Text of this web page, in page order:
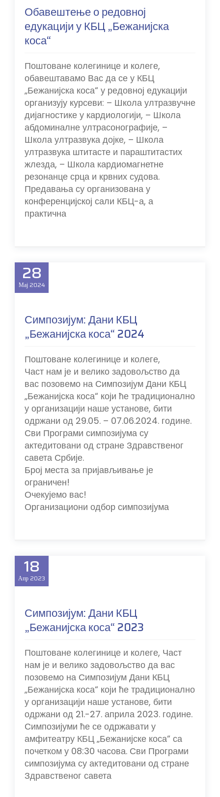
Обавештење о редовној
едукацији у КБЦ „Бежанијска
коса“
Поштоване колегинице и колеге,
обавештавамо Вас да се у КБЦ
„Бежанијска коса“ у редовној едукацији
организују курсеви: – Школа ултразвучне
дијагностике у кардиологији, – Школа
абдоминалне ултрасонографије, –
Школа ултразвука дојке, – Школа
ултразвука штитасте и параштитастих
жлезда, – Школа кардиомагнетне
резонанце срца и крвних судова.
Предавања су организована у
конференцијској сали КБЦ-а, а
практична
28
Мај 2024
Симпозијум: Дани КБЦ
„Бежанијска коса“ 2024
Поштоване колегинице и колеге,
Част нам је и велико задовољство да
вас позовемо на Симпозијум Дани КБЦ
„Бежанијска коса“ који ће традиционално
у организацији наше установе, бити
одржани од 29.05. – 07.06.2024. године.
Сви Програми симпозијума су
актедитовани од стране Здравственог
савета Србије.
Број места за пријављивање је
ограничен!
Очекујемо вас!
Организациони одбор симпозијума
18
Апр 2023
Симпозијум: Дани КБЦ
„Бежанијска коса“ 2023
Поштоване колегинице и колеге, Част
нам је и велико задовољство да вас
позовемо на Симпозијум Дани КБЦ
„Бежанијска коса“ који ће традиционално
у организацији наше установе, бити
одржани од 21.-27. априла 2023. године.
Симпозијуми ће се одржавати у
амфитеатру КБЦ „Бежанијске коса“ са
почетком у 08:30 часова. Сви Програми
симпозијума су актедитовани од стране
Здравственог савета